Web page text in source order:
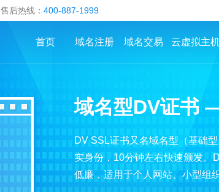
售后热线： 400-887-1999
云虚拟主
域名交易
域名注册
首页
域名型DV证书
DV SSL证书又名域名型（基础
实身份，10分钟左右快速颁发。
低廉，适用于个人网站、小型组